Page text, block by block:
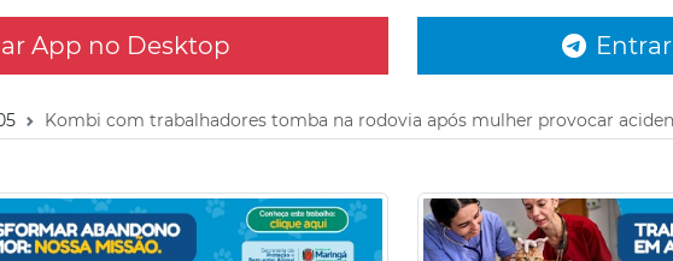
App no Desktop
Kombi com trabalhadores tomba na rodovia após mulher provocar